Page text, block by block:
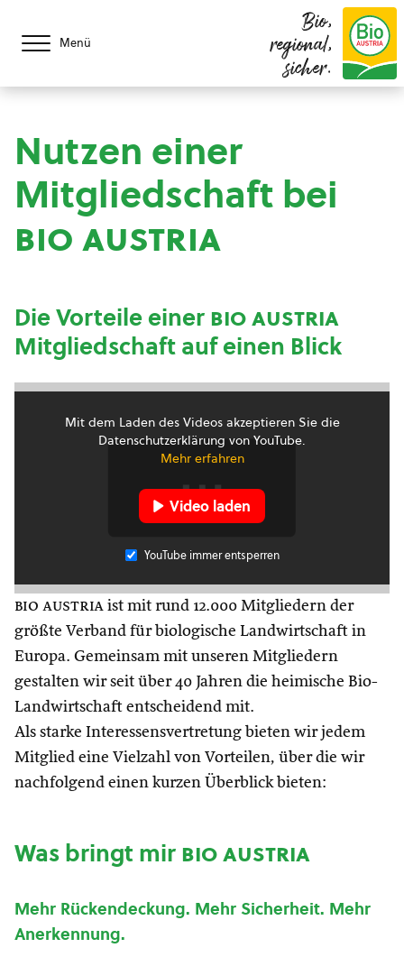
Menü
Bio,
regional,
sicher.
Nutzen einer
Mitgliedschaft bei
bio austria
Die Vorteile einerbio austria
Mitgliedschaft auf einen Blick
Mit dem Laden des Videos akzeptieren Sie die
Datenschutzerklärung von YouTube.
Mehr erfahren
Video laden
YouTube immer entsperren
bio austria ist mit rund 12.000 Mitgliedern der
größte Verband für biologische Landwirtschaft in
Europa. Gemeinsam mit unseren Mitgliedern
gestalten wir seit über 40 Jahren die heimische Bio-
Landwirtschaft entscheidend mit.
Als starke Interessensvertretung bieten wir jedem
Mitglied eine Vielzahl von Vorteilen, über die wir
nachfolgend einen kurzen Überblick bieten:
Was bringt mirbio austria
Mehr Rückendeckung. Mehr Sicherheit. Mehr
Anerkennung.